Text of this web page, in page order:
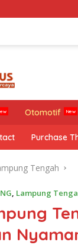
Otomotif
Purchase
Tengah
, Lampung